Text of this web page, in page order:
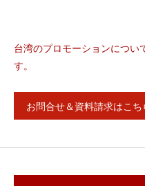
台湾のプロモーションについ
す。
お問合せ＆資料請求はこち